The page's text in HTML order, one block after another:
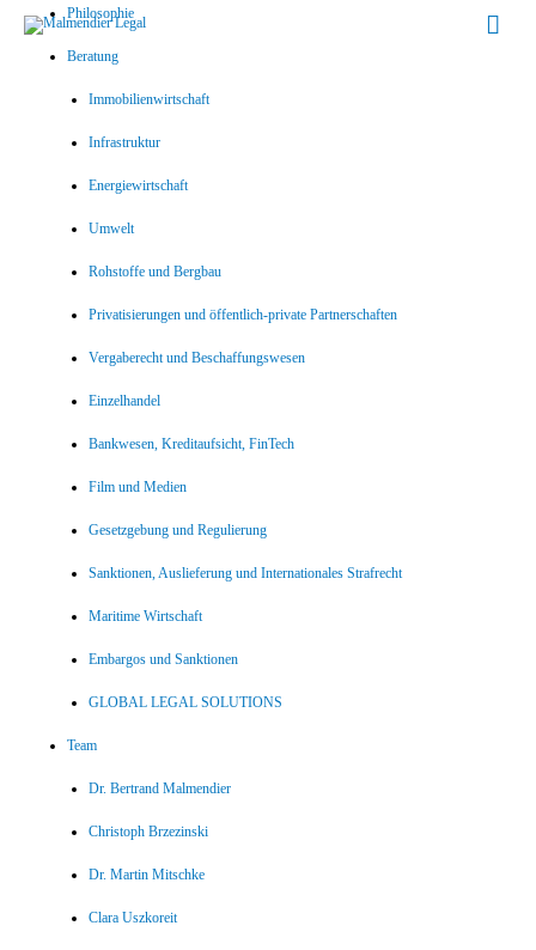
Philosophie
Beratung
Immobilienwirtschaft
Infrastruktur
Energiewirtschaft
Umwelt
Rohstoffe und Bergbau
Privatisierungen und öffentlich-private Partnerschaften
Vergaberecht und Beschaffungswesen
Einzelhandel
Bankwesen, Kreditaufsicht, FinTech
Film und Medien
Gesetzgebung und Regulierung
Sanktionen, Auslieferung und Internationales Strafrecht
Maritime Wirtschaft
Embargos und Sanktionen
GLOBAL LEGAL SOLUTIONS
Team
Dr. Bertrand Malmendier
Christoph Brzezinski
Dr. Martin Mitschke
Clara Uszkoreit